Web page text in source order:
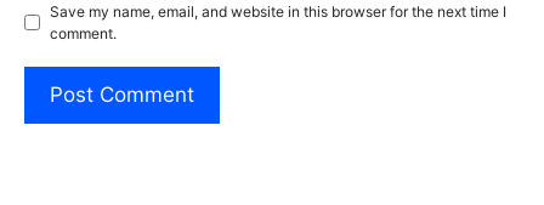
Save my name, email, and website in this browser for the next time I
comment.